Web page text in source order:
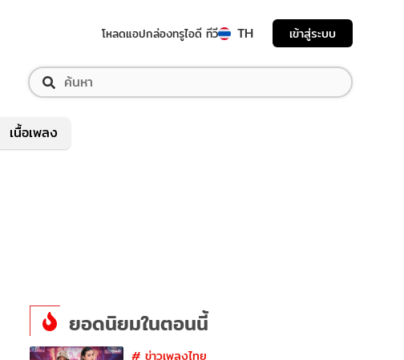
โหลดแอปกล่องทรูไอดี ทีวี TH เข้าสู่ระบบ
เนื้อเพลง
ยอดนิยมในตอนนี้
# ข่าวเพลงไทย